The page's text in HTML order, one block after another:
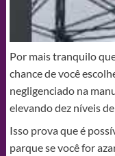
Por mais tranquilo
chance de você
negligenciado na
elevando dez níveis
Isso prova que é
parque se você for